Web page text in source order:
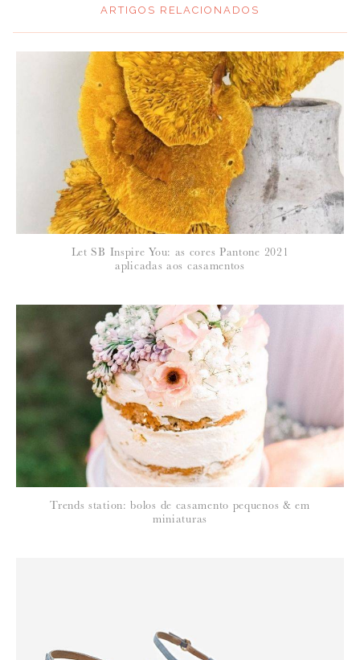
Para saber como tratamos e protegemos os seus dados, leia a nossa
política de privacidade
ARTIGOS RELACIONADOS
Let SB Inspire You: as cores Pantone 2021
aplicadas aos casamentos
Trends station: bolos de casamento pequenos & em
miniaturas